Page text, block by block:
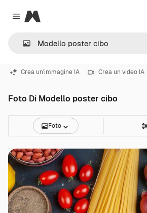
Close menu
Magnific
Crea un'immagine IA Crea un video IA
Foto Di Modello poster cibo
Foto